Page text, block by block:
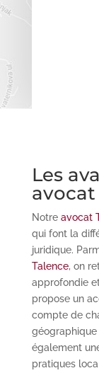
Les
avocat
Notre avocat
qui font la
juridique.
Talence, on
approfondie
propose un
compte de
également
pratiques